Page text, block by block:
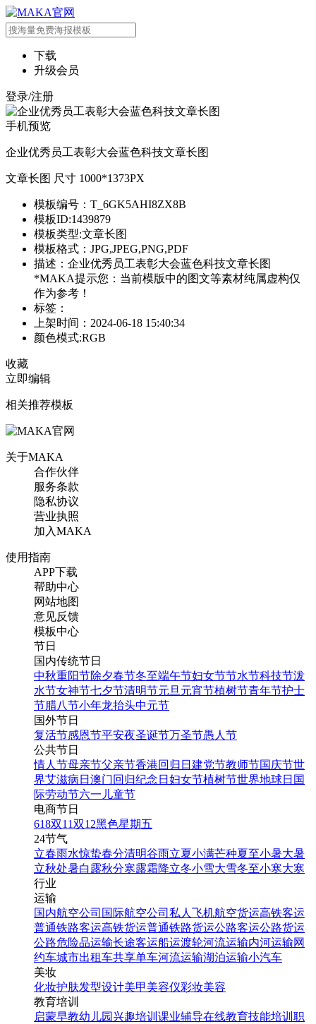
下载
升级会员
登录/注册
手机预览
企业优秀员工表彰大会蓝色科技文章长图
文章长图 尺寸 1000*1373PX
模板编号：T_6GK5AHI8ZX8B
模板ID:1439879
模板类型:文章长图
模板格式：JPG,JPEG,PNG,PDF
描述：企业优秀员工表彰大会蓝色科技文章长图
*MAKA提示您：当前模版中的图文等素材纯属虚构仅
作为参考！
标签：
上架时间：2024-06-18 15:40:34
颜色模式:RGB
收藏
立即编辑
相关推荐模板
关于MAKA
合作伙伴
服务条款
隐私协议
营业执照
加入MAKA
使用指南
APP下载
帮助中心
网站地图
意见反馈
模板中心
节日
国内传统节日
中秋重阳节除夕春节冬至端午节妇女节节水节科技节泼
水节女神节七夕节清明节元旦 元宵节植树节青年节护士
节腊八节小年龙抬头中元节
国外节日
复活节感恩节平安夜圣诞节万圣节愚人节
公共节日
情人节母亲节父亲节香港回归日 建党节教师节国庆节世
界艾滋病日 澳门回归纪念日 妇女节植树节世界地球日 国
际劳动节六一儿童节
电商节日
618双11双12黑色星期五
24节气
立春雨水惊蛰春分清明谷雨立夏小满芒种夏至小暑大暑
立秋处暑白露秋分寒露霜降立冬小雪大雪冬至小寒大寒
行业
运输
国内航空公司 国际航空公司 私人飞机航空货运高铁客运
普通铁路客运高铁货运普通铁路货运公路客运公路货运
公路危险品运输长途客运船运渡轮河流运输内河运输网
约车城市出租车共享单车河流运输湖泊运输小汽车
美妆
化妆护肤发型设计美甲 美容仪彩妆美容
教育培训
启蒙早教幼儿园 兴趣培训 课业辅导在线教育技能培训 职